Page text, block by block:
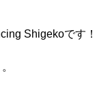
Shigekoです！